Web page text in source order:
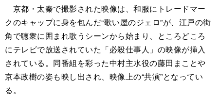
京都・太秦で撮影された映像は、和服にトレードマー
クのキャップに身を包んだ“歌い屋のジェロ”が、江戸の街
角で聴衆に囲まれ歌うシーンから始まり、ところどころ
にテレビで放送されていた「必殺仕事人」の映像が挿入
されている。同番組を彩った中村主水役の藤田まことや
京本政樹の姿も映し出され、映像上の“共演”となってい
る。